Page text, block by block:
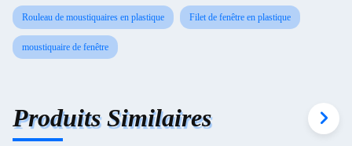
Rouleau de moustiquaires en plastique Filet de fenêtre en plastique
moustiquaire de fenêtre
Produits Similaires